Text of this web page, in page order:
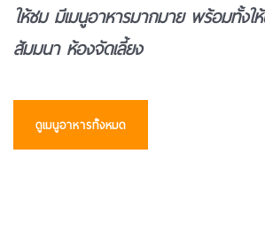
ให้ชม มีเมนูอาหารมากมาย พร้อมทั้งใ
สัมมนา ห้องจัดเลี้ยง
ดูเมนูอาหารทั้งหมด